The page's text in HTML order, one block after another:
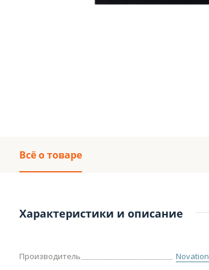
Всё о товаре
Характеристики и описание
Производитель
Novation